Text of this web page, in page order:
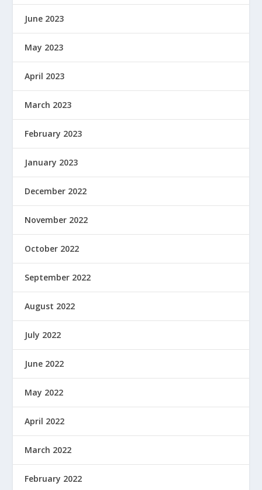
June 2023
May 2023
April 2023
March 2023
February 2023
January 2023
December 2022
November 2022
October 2022
September 2022
August 2022
July 2022
June 2022
May 2022
April 2022
March 2022
February 2022